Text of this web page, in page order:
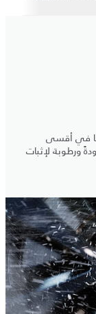
في أقسى
ورطوبة لإثبات